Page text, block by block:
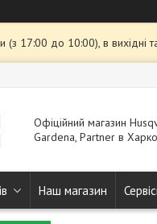
(з 17:00 до 10:00), в вихідні
Офіційний магазин
Gardena, Partner в
Наш магазин